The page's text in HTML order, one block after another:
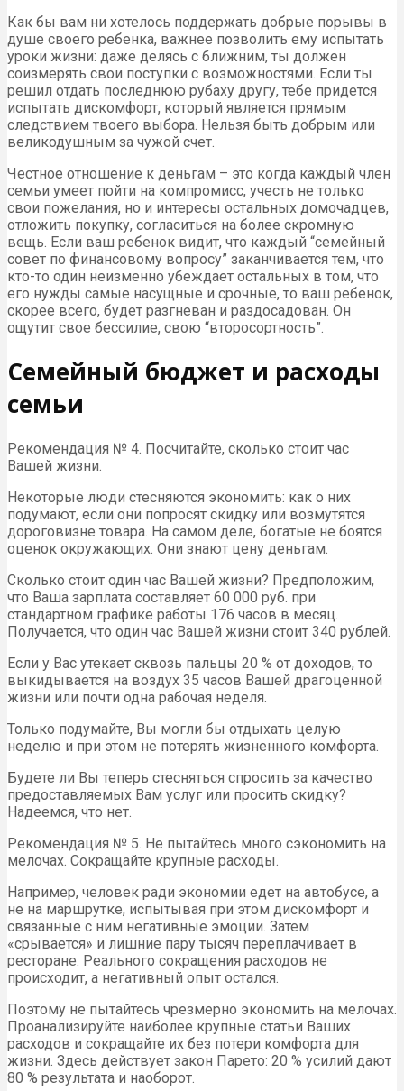
Как бы вам ни хотелось поддержать добрые порывы в
душе своего ребенка, важнее позволить ему испытать
уроки жизни: даже делясь с ближним, ты должен
соизмерять свои поступки с возможностями. Если ты
решил отдать последнюю рубаху другу, тебе придется
испытать дискомфорт, который является прямым
следствием твоего выбора. Нельзя быть добрым или
великодушным за чужой счет.
Честное отношение к деньгам – это когда каждый член
семьи умеет пойти на компромисс, учесть не только
свои пожелания, но и интересы остальных домочадцев,
отложить покупку, согласиться на более скромную
вещь. Если ваш ребенок видит, что каждый “семейный
совет по финансовому вопросу” заканчивается тем, что
кто-то один неизменно убеждает остальных в том, что
его нужды самые насущные и срочные, то ваш ребенок,
скорее всего, будет разгневан и раздосадован. Он
ощутит свое бессилие, свою “второсортность”.
Семейный бюджет и расходы
семьи
Рекомендация № 4. Посчитайте, сколько стоит час
Вашей жизни.
Некоторые люди стесняются экономить: как о них
подумают, если они попросят скидку или возмутятся
дороговизне товара. На самом деле, богатые не боятся
оценок окружающих. Они знают цену деньгам.
Сколько стоит один час Вашей жизни? Предположим,
что Ваша зарплата составляет 60 000 руб. при
стандартном графике работы 176 часов в месяц.
Получается, что один час Вашей жизни стоит 340 рублей.
Если у Вас утекает сквозь пальцы 20 % от доходов, то
выкидывается на воздух 35 часов Вашей драгоценной
жизни или почти одна рабочая неделя.
Только подумайте, Вы могли бы отдыхать целую
неделю и при этом не потерять жизненного комфорта.
Будете ли Вы теперь стесняться спросить за качество
предоставляемых Вам услуг или просить скидку?
Надеемся, что нет.
Рекомендация № 5. Не пытайтесь много сэкономить на
мелочах. Сокращайте крупные расходы.
Например, человек ради экономии едет на автобусе, а
не на маршрутке, испытывая при этом дискомфорт и
связанные с ним негативные эмоции. Затем
«срывается» и лишние пару тысяч переплачивает в
ресторане. Реального сокращения расходов не
происходит, а негативный опыт остался.
Поэтому не пытайтесь чрезмерно экономить на мелочах.
Проанализируйте наиболее крупные статьи Ваших
расходов и сокращайте их без потери комфорта для
жизни. Здесь действует закон Парето: 20 % усилий дают
80 % результата и наоборот.